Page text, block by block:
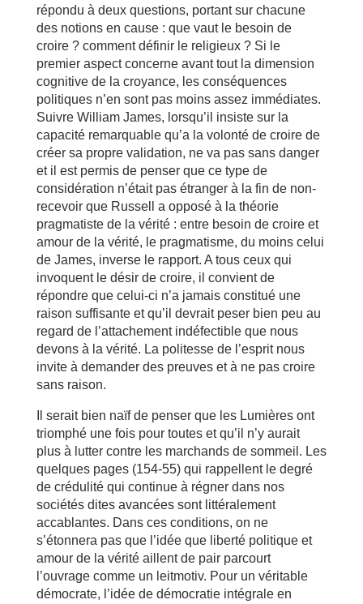
répondu à deux questions, portant sur chacune
des notions en cause : que vaut le besoin de
croire ? comment définir le religieux ? Si le
premier aspect concerne avant tout la dimension
cognitive de la croyance, les conséquences
politiques n’en sont pas moins assez immédiates.
Suivre William James, lorsqu’il insiste sur la
capacité remarquable qu’a la volonté de croire de
créer sa propre validation, ne va pas sans danger
et il est permis de penser que ce type de
considération n’était pas étranger à la fin de non-
recevoir que Russell a opposé à la théorie
pragmatiste de la vérité : entre besoin de croire et
amour de la vérité, le pragmatisme, du moins celui
de James, inverse le rapport. A tous ceux qui
invoquent le désir de croire, il convient de
répondre que celui-ci n’a jamais constitué une
raison suffisante et qu’il devrait peser bien peu au
regard de l’attachement indéfectible que nous
devons à la vérité. La politesse de l’esprit nous
invite à demander des preuves et à ne pas croire
sans raison.
Il serait bien naïf de penser que les Lumières ont
triomphé une fois pour toutes et qu’il n’y aurait
plus à lutter contre les marchands de sommeil. Les
quelques pages (154-55) qui rappellent le degré
de crédulité qui continue à régner dans nos
sociétés dites avancées sont littéralement
accablantes. Dans ces conditions, on ne
s’étonnera pas que l’idée que liberté politique et
amour de la vérité aillent de pair parcourt
l’ouvrage comme un leitmotiv. Pour un véritable
démocrate, l’idée de démocratie intégrale en